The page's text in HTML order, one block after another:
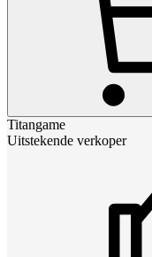
Titangame
Uitstekende verkoper